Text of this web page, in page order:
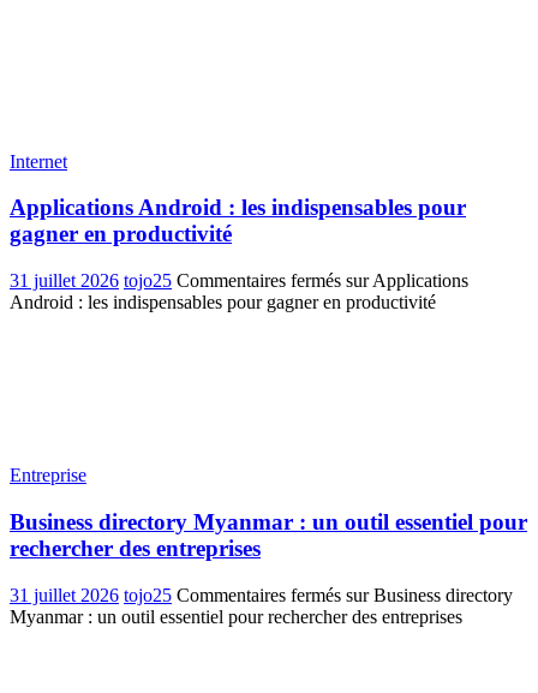
Internet
Applications Android : les indispensables pour
gagner en productivité
31 juillet 2026 tojo25 Commentaires fermés sur Applications
Android : les indispensables pour gagner en productivité
Entreprise
Business directory Myanmar : un outil essentiel pour
rechercher des entreprises
31 juillet 2026 tojo25 Commentaires fermés sur Business directory
Myanmar : un outil essentiel pour rechercher des entreprises